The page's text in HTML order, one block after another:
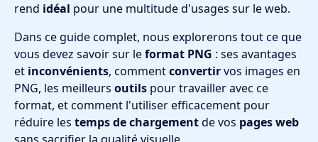
rend idéal pour une multitude d'usages sur le web.
Dans ce guide complet, nous explorerons tout ce que
vous devez savoir sur leformat PNG : ses avantages
et inconvénients, commentconvertirvos images en
PNG, les meilleurs outils pour travailler avec ce
format, et comment l'utiliser efficacement pour
réduire les temps de chargementde vos pages web